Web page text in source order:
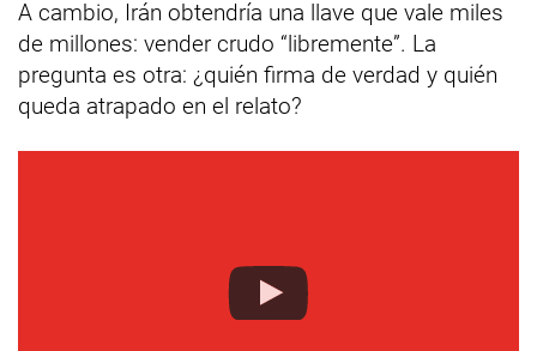
A cambio, Irán obtendría una llave que vale miles
de millones: vender crudo “libremente”. La
pregunta es otra: ¿quién firma de verdad y quién
queda atrapado en el relato?